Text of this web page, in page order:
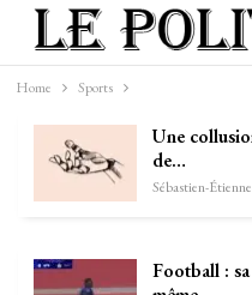
Home Sports
Une
de…
Football :